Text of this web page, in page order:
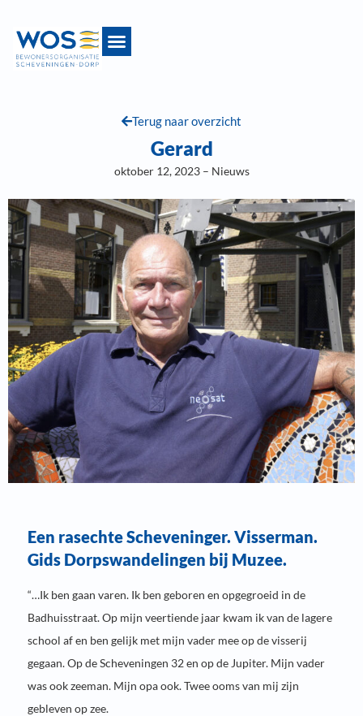
Terug naar overzicht
Gerard
oktober 12, 2023 – Nieuws
Een rasechte Scheveninger. Visserman.
Gids Dorpswandelingen bij Muzee.
“…Ik ben gaan varen. Ik ben geboren en opgegroeid in de
Badhuisstraat. Op mijn veertiende jaar kwam ik van de lagere
school af en ben gelijk met mijn vader mee op de visserij
gegaan. Op de Scheveningen 32 en op de Jupiter. Mijn vader
was ook zeeman. Mijn opa ook. Twee ooms van mij zijn
gebleven op zee.